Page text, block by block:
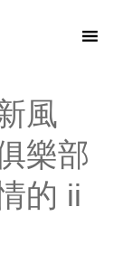
風
樂部
的 ii